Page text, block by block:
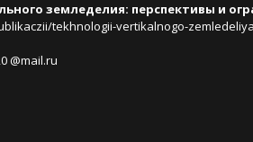
земледелия: перспективы и
tekhnologii-vertikalnogo-
@mail.ru